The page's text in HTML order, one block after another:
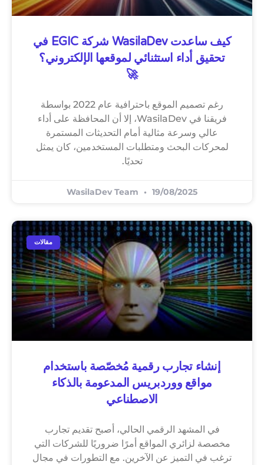
كيف ساعدت WasilaDev شركة EGIC في
تحقيق أداء استثنائي لموقعها الإلكتروني؟
🚀
رغم تصميم الموقع باحترافية عام 2022 بواسطة
فريقنا
في WasilaDev، إلا أن المحافظة على أداء
عالي وسرعة مثالية أمام التحديثات المستمرة
لمحركات البحث ومتطلبات المستخدمين، كان يمثل
تحديًا.
WasilaDev Team 19/08/2025
مقالات
إنشاء تجارب رقمية مُخصّصة باستخدام
مواقع ووردبريس المدعومة بالذكاء
الاصطناعي
في المشهد الرقمي الحالي، أصبح تقديم تجارب
مخصصة لزائري المواقع أمرًا ضروريًا للشركات التي
ترغب في التميز عن الآخرين. مع التطورات في مجال